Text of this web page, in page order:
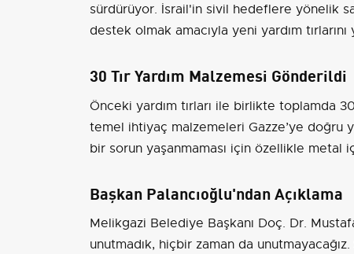
sürdürüyor. İsrail'in sivil hedeflere yönelik
destek olmak amacıyla yeni yardım tırlarını
30 Tır Yardım Malzemesi Gönderildi
Önceki yardım tırları ile birlikte toplamda
temel ihtiyaç malzemeleri Gazze’ye doğru
bir sorun yaşanmaması için özellikle
Başkan Palancıoğlu'ndan Açıklama
Melikgazi Belediye Başkanı Doç. Dr.
unutmadık, hiçbir zaman da